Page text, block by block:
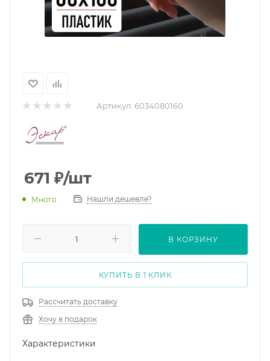
Артикул: 6034080160
671 ₽/шт
Много Нашли дешевле?
В КОРЗИНУ
КУПИТЬ В 1 КЛИК
Рассчитать доставку
Хочу в подарок
Характеристики